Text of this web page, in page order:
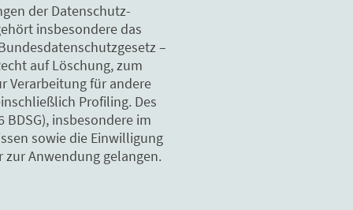
der Datenschutz-
insbesondere das
–
auf Löschung, zum
Verarbeitung für andere
Profiling. Des
insbesondere im
sowie die Einwilligung
Anwendung gelangen.